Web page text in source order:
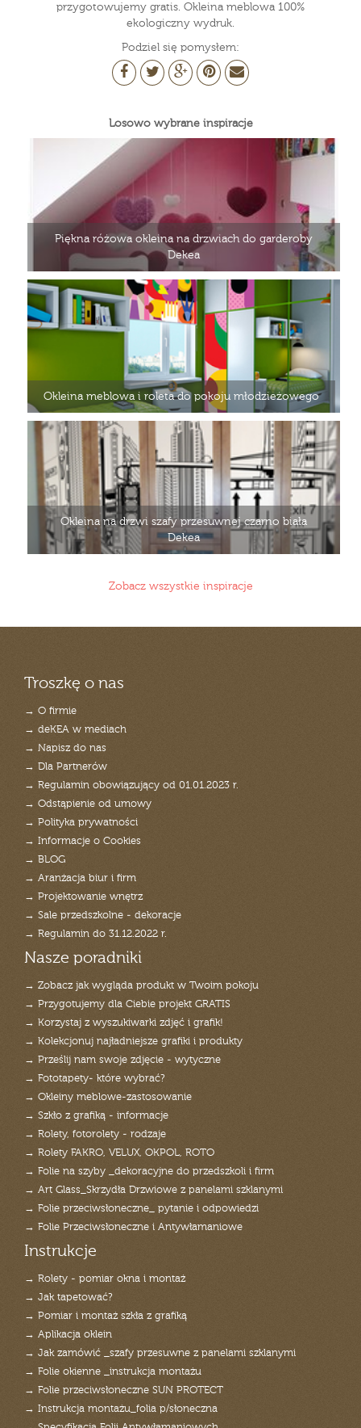
przygotowujemy gratis. Okleina meblowa 100%
ekologiczny wydruk.
Podziel się pomysłem:
Losowo wybrane inspiracje
Piękna różowa okleina na drzwiach do garderoby
Dekea
Okleina meblowa i roleta do pokoju młodzieżowego
Okleina na drzwi szafy przesuwnej czarno biała
Dekea
Zobacz wszystkie inspiracje
Troszkę o nas
→ O firmie
→ deKEA w mediach
→ Napisz do nas
→ Dla Partnerów
→ Regulamin obowiązujący od 01.01.2023 r.
→ Odstąpienie od umowy
→ Polityka prywatności
→ Informacje o Cookies
→ BLOG
→ Aranżacja biur i firm
→ Projektowanie wnętrz
→ Sale przedszkolne - dekoracje
→ Regulamin do 31.12.2022 r.
Nasze poradniki
→ Zobacz jak wygląda produkt w Twoim pokoju
→ Przygotujemy dla Ciebie projekt GRATIS
→ Korzystaj z wyszukiwarki zdjęć i grafik!
→ Kolekcjonuj najładniejsze grafiki i produkty
→ Prześlij nam swoje zdjęcie - wytyczne
→ Fototapety- które wybrać?
→ Okleiny meblowe-zastosowanie
→ Szkło z grafiką - informacje
→ Rolety, fotorolety - rodzaje
→ Rolety FAKRO, VELUX, OKPOL, ROTO
→ Folie na szyby _dekoracyjne do przedszkoli i firm
→ Art Glass_Skrzydła Drzwiowe z panelami szklanymi
→ Folie przeciwsłoneczne_ pytanie i odpowiedzi
→ Folie Przeciwsłoneczne i Antywłamaniowe
Instrukcje
→ Rolety - pomiar okna i montaż
→ Jak tapetować?
→ Pomiar i montaż szkła z grafiką
→ Aplikacja oklein
→ Jak zamówić _szafy przesuwne z panelami szklanymi
→ Folie okienne _instrukcja montażu
→ Folie przeciwsłoneczne SUN PROTECT
→ Instrukcja montażu_folia p/słoneczna